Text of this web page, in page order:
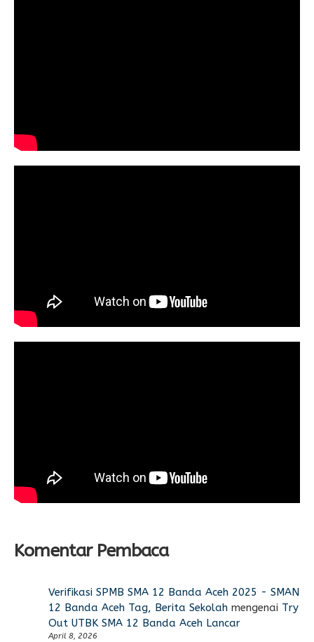
Komentar Pembaca
Verifikasi SPMB SMA 12 Banda Aceh 2025 - SMAN
12 Banda Aceh Tag, Berita Sekolahmengenai Try
Out UTBK SMA 12 Banda Aceh Lancar
April 8, 2026